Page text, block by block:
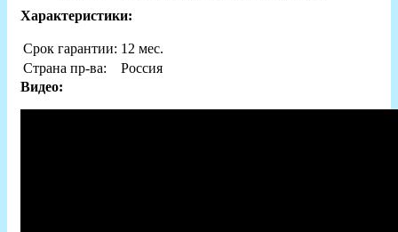
Характеристики:
Срок гарантии: 12 мес.
Страна пр-ва:
Россия
Видео: